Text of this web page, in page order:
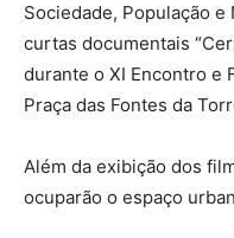
Sociedade, População e
curtas documentais
durante o XI Encontro e
Praça das Fontes da
Além da exibição dos
ocuparão o espaço